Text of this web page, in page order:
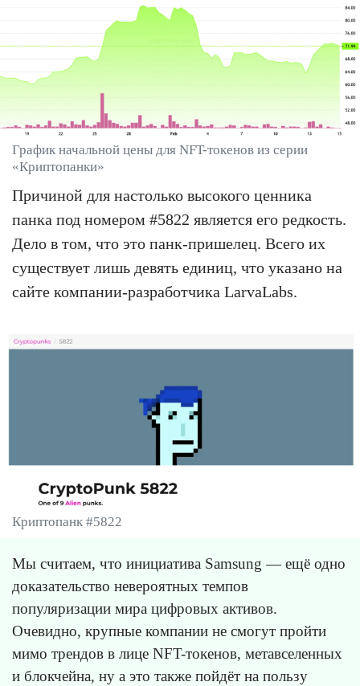
График начальной цены для NFT-токенов из серии
«Криптопанки»
Причиной для настолько высокого ценника
панка под номером #5822 является его редкость.
Дело в том, что это панк-пришелец. Всего их
существует лишь девять единиц, что указано на
сайте компании-разработчика LarvaLabs.
Криптопанк #5822
Мы считаем, что инициатива Samsung — ещё одно
доказательство невероятных темпов
популяризации мира цифровых активов.
Очевидно, крупные компании не смогут пройти
мимо трендов в лице NFT-токенов, метавселенных
и блокчейна, ну а это также пойдёт на пользу